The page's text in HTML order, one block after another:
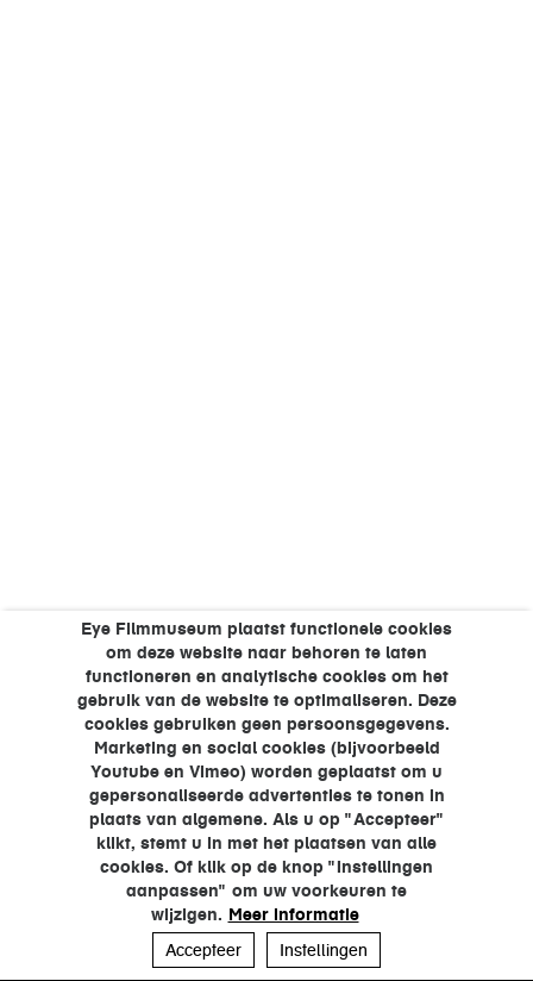
Eye Filmmuseum plaatst functionele cookies
om deze website naar behoren te laten
functioneren en analytische cookies om het
gebruik van de website te optimaliseren. Deze
cookies gebruiken geen persoonsgegevens.
Marketing en social cookies (bijvoorbeeld
Youtube en Vimeo) worden geplaatst om u
gepersonaliseerde advertenties te tonen in
plaats van algemene. Als u op "Accepteer"
klikt, stemt u in met het plaatsen van alle
cookies. Of klik op de knop "Instellingen
aanpassen" om uw voorkeuren te
wijzigen. Meer informatie
Accepteer
Instellingen